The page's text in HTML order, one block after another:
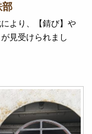
部
より、【錆び】や
が見受けられまし